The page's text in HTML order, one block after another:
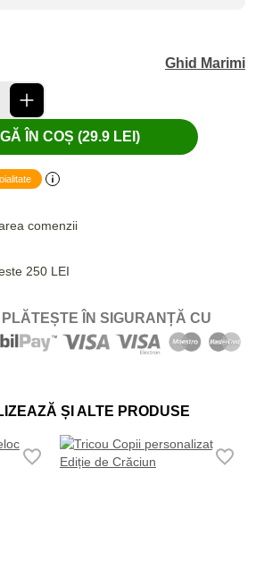
Ghid Marimi
ÎN COȘ (29.9 LEI)
comenzii
250 LEI
PLĂTEȘTE ÎN SIGURANȚĂ CU
ȘI ALTE PRODUSE